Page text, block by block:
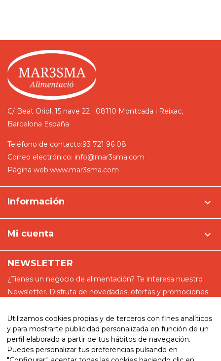
C/ Beat Oriol, 15 nave 22
08110 Montcada i Reixac,
Barcelona España
Teléfono de contacto:93 721 96 08
Correo electrónico: info@mar3sma.com
Página web:www.mar3sma.com
Información 
Mi cuenta 
NEWSLETTER
¿Tienes un negocio de alimentación? Te interesa nuestro
Newsletter. Disfruta de novedades, ofertas y promociones
He leído y acepto la política de privacidad
Utilizamos cookies propias y de terceros con fines analíticos
y para mostrarte publicidad personalizada en función de un
perfil elaborado a partir de tus hábitos de navegación.
Puedes personalizar tus preferencias pulsando en